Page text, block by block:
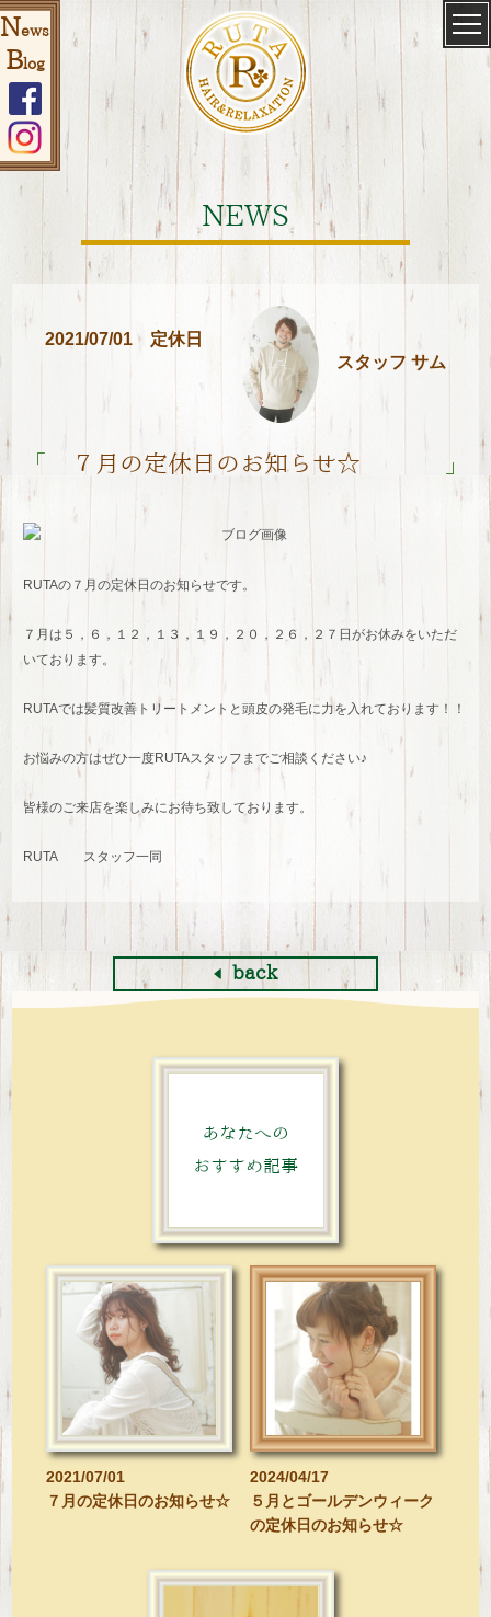
News
Blog
NEWS
2021/07/01
定休日
スタッフ サム
「 ７月の定休日のお知らせ☆ 」
RUTAの７月の定休日のお知らせです。
７月は５，６，１２，１３，１９，２０，２６，２７日がお休みをいただ
いております。
RUTAでは髪質改善トリートメントと頭皮の発毛に力を入れております！！
お悩みの方はぜひ一度RUTAスタッフまでご相談ください♪
皆様のご来店を楽しみにお待ち致しております。
RUTA スタッフ一同
back
あなたへの
おすすめ記事
2021/07/01
７月の定休日のお知らせ☆
2024/04/17
５月とゴールデンウィーク
の定休日のお知らせ☆